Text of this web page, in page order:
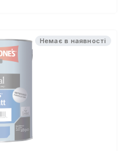
Немає в наявності